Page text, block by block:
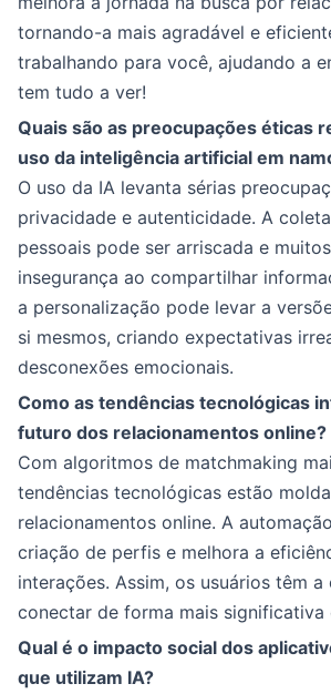
tornando-a mais agradável e
trabalhando para você, ajudando a
tem tudo a ver!
Quais são as preocupações éticas
uso da inteligência artificial em
O uso da IA levanta sérias
privacidade e autenticidade. A
pessoais pode ser arriscada e
insegurança ao compartilhar
a personalização pode levar a
si mesmos, criando expectativas
desconexões emocionais.
Como as tendências tecnológicas
futuro dos relacionamentos online?
Com algoritmos de matchmaking
tendências tecnológicas estão
relacionamentos online. A
criação de perfis e melhora a
interações. Assim, os usuários têm a
conectar de forma mais significativa
Qual é o impacto social dos
que utilizam IA?